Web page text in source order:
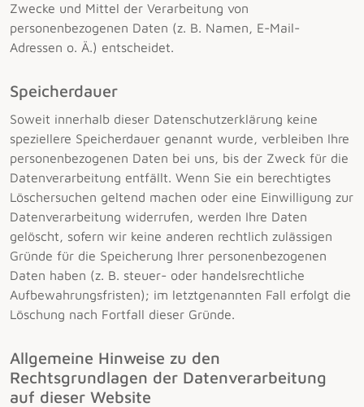
Zwecke und Mittel der Verarbeitung von
personenbezogenen Daten (z. B. Namen, E-Mail-
Adressen o. Ä.) entscheidet.
Speicherdauer
Soweit innerhalb dieser Datenschutzerklärung keine
speziellere Speicherdauer genannt wurde, verbleiben Ihre
personenbezogenen Daten bei uns, bis der Zweck für die
Datenverarbeitung entfällt. Wenn Sie ein berechtigtes
Löschersuchen geltend machen oder eine Einwilligung zur
Datenverarbeitung widerrufen, werden Ihre Daten
gelöscht, sofern wir keine anderen rechtlich zulässigen
Gründe für die Speicherung Ihrer personenbezogenen
Daten haben (z. B. steuer- oder handelsrechtliche
Aufbewahrungsfristen); im letztgenannten Fall erfolgt die
Löschung nach Fortfall dieser Gründe.
Allgemeine Hinweise zu den
Rechtsgrundlagen der Datenverarbeitung
auf dieser Website